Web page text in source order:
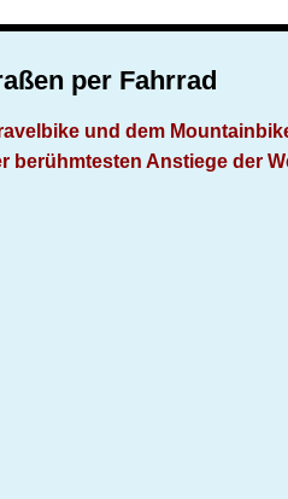
per Fahrrad
und dem
berühmtesten Anstiege der